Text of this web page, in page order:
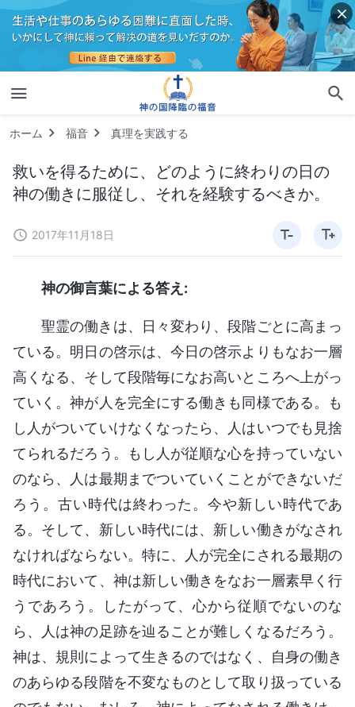
ホーム 福音 真理を実践する
救いを得るために、どのように終わりの日の
神の働きに服従し、それを経験するべきか。
2017年11月18日
神の御言葉による答え:
聖霊の働きは、日々変わり、段階ごとに高まっ
ている。明日の啓示は、今日の啓示よりもなお一層
高くなる、そして段階毎になお高いところへ上がっ
ていく。神が人を完全にする働きも同様である。も
し人がついていけなくなったら、人はいつでも見捨
てられるだろう。もし人が従順な心を持っていない
のなら、人は最期までついていくことができないだ
ろう。古い時代は終わった。今や新しい時代であ
る。そして、新しい時代には、新しい働きがなされ
なければならない。特に、人が完全にされる最期の
時代において、神は新しい働きをなお一層素早く行
うであろう。したがって、心から従順でないのな
ら、人は神の足跡を辿ることが難しくなるだろう。
神は、規則によって生きるのではなく、自身の働き
のあらゆる段階を不変なものとして取り扱っている